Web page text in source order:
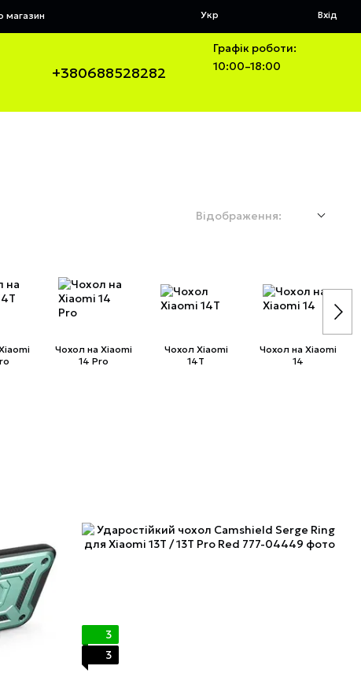
магазин
Укр Вхід
+380688528282
Графік роботи:
10:00–18:00
Відображення:
Чохол на Xiaomi
14 Pro
Чохол Xiaomi
14T
Чохол на Xiaomi
14
3
3